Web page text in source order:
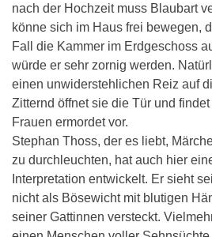
nach der Hochzeit muss Blaubart
könne sich im Haus frei bewegen,
Fall die Kammer im Erdgeschoss
würde er sehr zornig werden.
einen unwiderstehlichen Reiz auf
Zitternd öffnet sie die Tür und
Frauen ermordet vor.
Stephan Thoss, der es liebt,
zu durchleuchten, hat auch hier
Interpretation entwickelt. Er sieht
nicht als Bösewicht mit blutigen
seiner Gattinnen versteckt.